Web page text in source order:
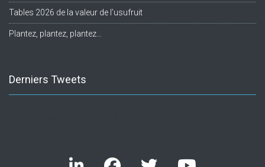
Tables 2026 de la valeur de l’usufruit
Plantez, plantez, plantez…
Derniers Tweets